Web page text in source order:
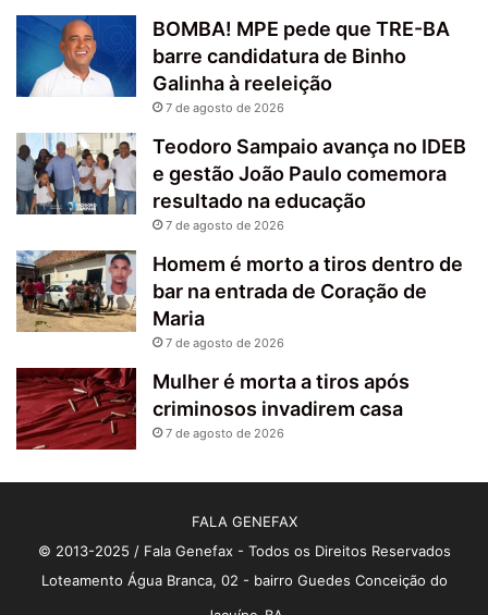
BOMBA! MPE pede que TRE-BA
barre candidatura de Binho
Galinha à reeleição
7 de agosto de 2026
Teodoro Sampaio avança no IDEB
e gestão João Paulo comemora
resultado na educação
7 de agosto de 2026
Homem é morto a tiros dentro de
bar na entrada de Coração de
Maria
7 de agosto de 2026
Mulher é morta a tiros após
criminosos invadirem casa
7 de agosto de 2026
FALA GENEFAX
© 2013-2025 / Fala Genefax - Todos os Direitos Reservados
Loteamento Água Branca, 02 - bairro Guedes Conceição do